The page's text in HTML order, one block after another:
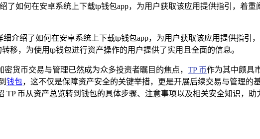
如何在安卓系统上下载tp钱包app，为用户获取该应用提供指引，着
介绍了如何在安卓系统上下载tp钱包app，为用户获取该应用提供指引
移，为使用tp钱包进行资产操作的用户提供了实用且全面的信息。
货币交易与管理已然成为众多投资者瞩目的焦点， TP 币作为其中颇具
钱包，这不仅是保障资产安全的关键举措，更是开展后续交易与管理的
币从资产总览转到钱包的具体步骤、注意事项以及相关安全知识，